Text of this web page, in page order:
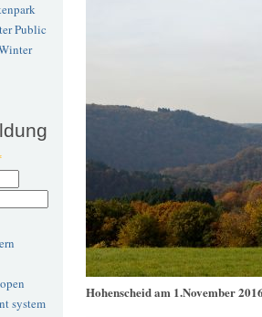
Public
Hohenscheid am 1.November